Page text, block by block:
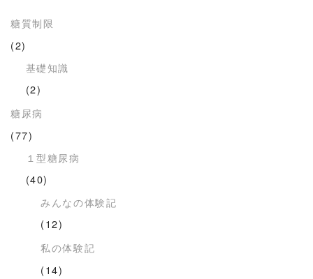
糖質制限
(2)
基礎知識
(2)
糖尿病
(77)
１型糖尿病
(40)
みんなの体験記
(12)
私の体験記
(14)